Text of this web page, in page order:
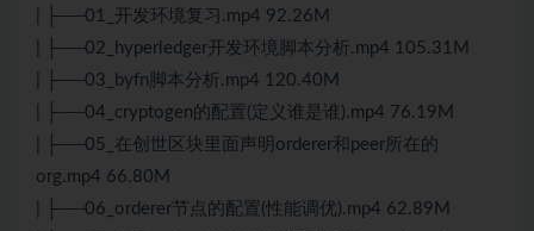
| ├──01_开发环境复习.mp4 92.26M
| ├──02_hyperledger开发环境脚本分析.mp4 105.31M
| ├──03_byfn脚本分析.mp4 120.40M
| ├──04_cryptogen的配置(定义谁是谁).mp4 76.19M
| ├──05_在创世区块里面声明orderer和peer所在的
org.mp4 66.80M
| ├──06_orderer节点的配置(性能调优).mp4 62.89M